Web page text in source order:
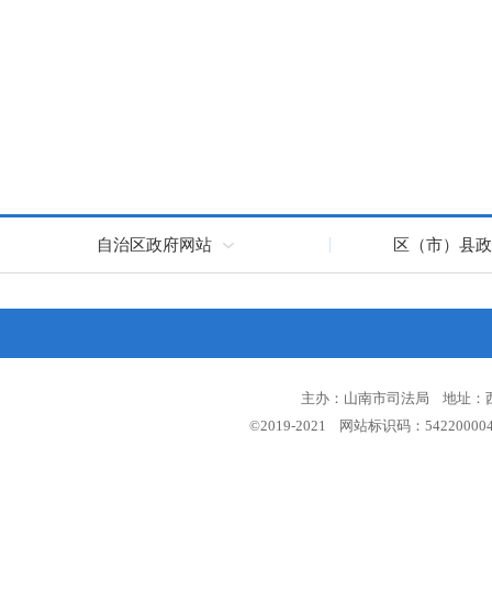
自治区政府网站 区（市）县
主办：山南市司法局 地址：
©2019-2021 网站标识码：